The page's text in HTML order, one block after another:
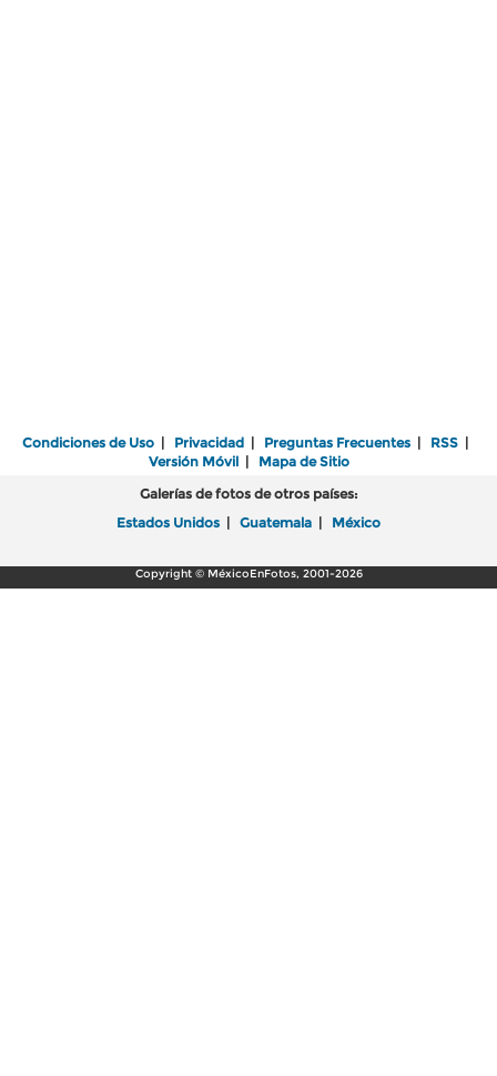
Condiciones de Uso | Privacidad | Preguntas Frecuentes | RSS |
Versión Móvil| Mapa de Sitio
Galerías de fotos de otros países:
Estados Unidos | Guatemala | México
Copyright © MéxicoEnFotos, 2001-2026